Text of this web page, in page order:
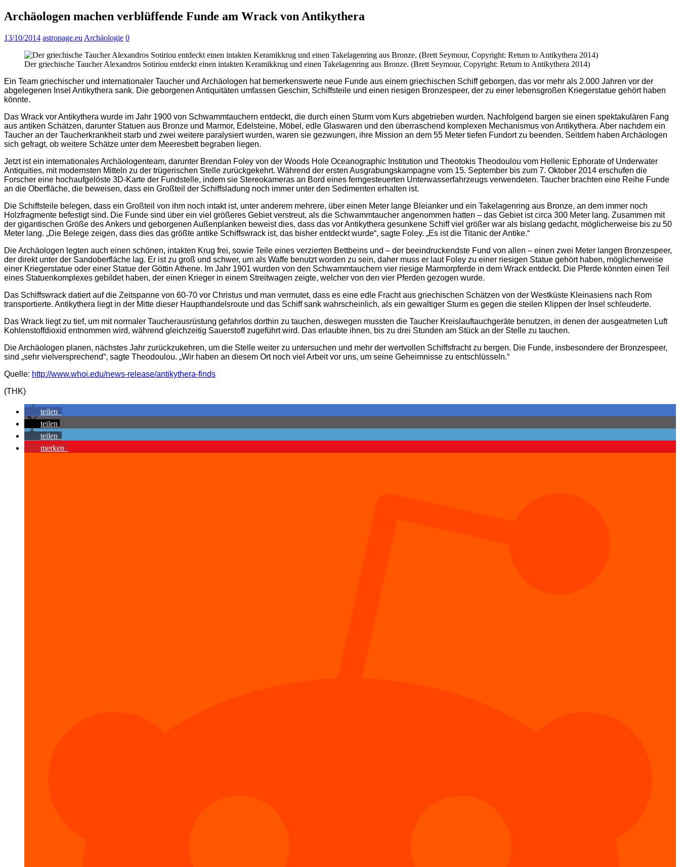
Archäologen machen verblüffende Funde am Wrack von Antikythera
13/10/2014 astropage.eu Archäologie 0
Der griechische Taucher Alexandros Sotiriou entdeckt einen intakten Keramikkrug und einen Takelagenring aus Bronze. (Brett Seymour, Copyright: Return to Antikythera 2014)
Ein Team griechischer und internationaler Taucher und Archäologen hat bemerkenswerte neue Funde aus einem griechischen Schiff geborgen, das vor mehr als 2.000 Jahren vor der
abgelegenen Insel Antikythera sank. Die geborgenen Antiquitäten umfassen Geschirr, Schiffsteile und einen riesigen Bronzespeer, der zu einer lebensgroßen Kriegerstatue gehört haben
könnte.
Das Wrack vor Antikythera wurde im Jahr 1900 von Schwammtauchern entdeckt, die durch einen Sturm vom Kurs abgetrieben wurden. Nachfolgend bargen sie einen spektakulären Fang
aus antiken Schätzen, darunter Statuen aus Bronze und Marmor, Edelsteine, Möbel, edle Glaswaren und den überraschend komplexen Mechanismus von Antikythera. Aber nachdem ein
Taucher an der Taucherkrankheit starb und zwei weitere paralysiert wurden, waren sie gezwungen, ihre Mission an dem 55 Meter tiefen Fundort zu beenden. Seitdem haben Archäologen
sich gefragt, ob weitere Schätze unter dem Meeresbett begraben liegen.
Jetzt ist ein internationales Archäologenteam, darunter Brendan Foley von der Woods Hole Oceanographic Institution und Theotokis Theodoulou vom Hellenic Ephorate of Underwater
Antiquities, mit modernsten Mitteln zu der trügerischen Stelle zurückgekehrt. Während der ersten Ausgrabungskampagne vom 15. September bis zum 7. Oktober 2014 erschufen die
Forscher eine hochaufgelöste 3D-Karte der Fundstelle, indem sie Stereokameras an Bord eines ferngesteuerten Unterwasserfahrzeugs verwendeten. Taucher brachten eine Reihe Funde
an die Oberfläche, die beweisen, dass ein Großteil der Schiffsladung noch immer unter den Sedimenten erhalten ist.
Die Schiffsteile belegen, dass ein Großteil von ihm noch intakt ist, unter anderem mehrere, über einen Meter lange Bleianker und ein Takelagenring aus Bronze, an dem immer noch
Holzfragmente befestigt sind. Die Funde sind über ein viel größeres Gebiet verstreut, als die Schwammtaucher angenommen hatten – das Gebiet ist circa 300 Meter lang. Zusammen mit
der gigantischen Größe des Ankers und geborgenen Außenplanken beweist dies, dass das vor Antikythera gesunkene Schiff viel größer war als bislang gedacht, möglicherweise bis zu 50
Meter lang. „Die Belege zeigen, dass dies das größte antike Schiffswrack ist, das bisher entdeckt wurde“, sagte Foley. „Es ist die Titanic der Antike.“
Die Archäologen legten auch einen schönen, intakten Krug frei, sowie Teile eines verzierten Bettbeins und – der beeindruckendste Fund von allen – einen zwei Meter langen Bronzespeer,
der direkt unter der Sandoberfläche lag. Er ist zu groß und schwer, um als Waffe benutzt worden zu sein, daher muss er laut Foley zu einer riesigen Statue gehört haben, möglicherweise
einer Kriegerstatue oder einer Statue der Göttin Athene. Im Jahr 1901 wurden von den Schwammtauchern vier riesige Marmorpferde in dem Wrack entdeckt. Die Pferde könnten einen Teil
eines Statuenkomplexes gebildet haben, der einen Krieger in einem Streitwagen zeigte, welcher von den vier Pferden gezogen wurde.
Das Schiffswrack datiert auf die Zeitspanne von 60-70 vor Christus und man vermutet, dass es eine edle Fracht aus griechischen Schätzen von der Westküste Kleinasiens nach Rom
transportierte. Antikythera liegt in der Mitte dieser Haupthandelsroute und das Schiff sank wahrscheinlich, als ein gewaltiger Sturm es gegen die steilen Klippen der Insel schleuderte.
Das Wrack liegt zu tief, um mit normaler Taucherausrüstung gefahrlos dorthin zu tauchen, deswegen mussten die Taucher Kreislauftauchgeräte benutzen, in denen der ausgeatmeten Luft
Kohlenstoffdioxid entnommen wird, während gleichzeitig Sauerstoff zugeführt wird. Das erlaubte ihnen, bis zu drei Stunden am Stück an der Stelle zu tauchen.
Die Archäologen planen, nächstes Jahr zurückzukehren, um die Stelle weiter zu untersuchen und mehr der wertvollen Schiffsfracht zu bergen. Die Funde, insbesondere der Bronzespeer,
sind „sehr vielversprechend“, sagte Theodoulou. „Wir haben an diesem Ort noch viel Arbeit vor uns, um seine Geheimnisse zu entschlüsseln.“
Quelle: http://www.whoi.edu/news-release/antikythera-finds
(THK)
teilen
teilen
teilen
merken